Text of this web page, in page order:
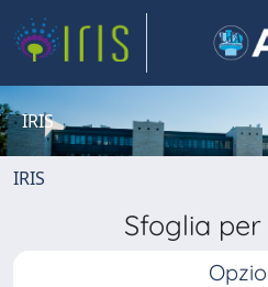
IRIS
IRIS
Sfoglia